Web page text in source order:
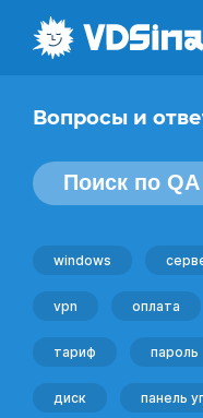
Вопросы и
windows
vpn оплата
тариф пароль
диск панель